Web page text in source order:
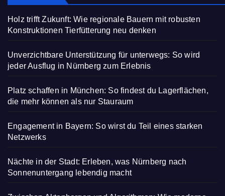
Holz trifft Zukunft: Wie regionale Bauern mit robusten
Konstruktionen Tierfütterung neu denken
Unverzichtbare Unterstützung für unterwegs: So wird
jeder Ausflug in Nürnberg zum Erlebnis
Platz schaffen in München: So findest du Lagerflächen,
die mehr können als nur Stauraum
Engagement in Bayern: So wirst du Teil eines starken
Netzwerks
Nächte in der Stadt: Erleben, was Nürnberg nach
Sonnenuntergang lebendig macht